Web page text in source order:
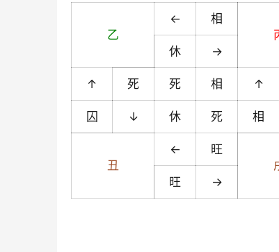
乙
←
相
休
→
↑ 死 死 相 ↑
囚 ↓ 休 死 相
丑
←
旺
旺
→